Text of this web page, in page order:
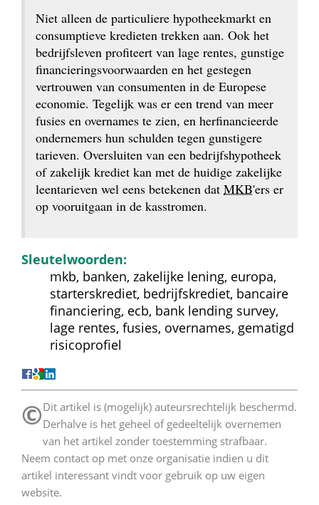
Niet alleen de particuliere hypotheekmarkt en
consumptieve kredieten trekken aan. Ook het
bedrijfsleven profiteert van lage rentes, gunstige
financierings­voorwaarden en het gestegen
vertrouwen van consumenten in de Europese
economie. Tegelijk was er een trend van meer
fusies en overnames te zien, en herfinancieerde
ondernemers hun schulden tegen gunstigere
tarieven. Oversluiten van een bedrijfshypotheek
of zakelijk krediet kan met de huidige zakelijke
leentarieven wel eens betekenen dat MKB'ers er
op vooruitgaan in de kasstromen.
Sleutelwoorden:
mkb, banken, zakelijke lening, europa,
starterskrediet, bedrijfskrediet, bancaire
financiering, ecb, bank lending survey,
lage rentes, fusies, overnames, gematigd
risicoprofiel
© Dit artikel is (mogelijk) auteursrechtelijk beschermd.
Derhalve is het geheel of gedeeltelijk overnemen
van het artikel zonder toestemming strafbaar.
Neem contact op met onze organisatie indien u dit
artikel interessant vindt voor gebruik op uw eigen
website.